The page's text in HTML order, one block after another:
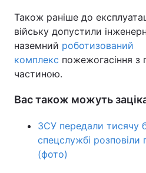
Також раніше до
війську допустили
наземний роботизований
комплекс пожежогасіння
частиною.
Вас також можуть
ЗСУ передали тисячу
спецслужбі
(фото)